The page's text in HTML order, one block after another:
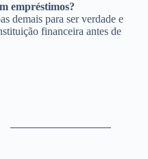
empréstimos?
demais para ser verdade e
financeira antes de